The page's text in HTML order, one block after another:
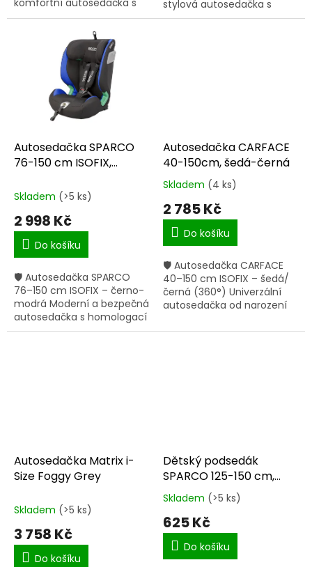
homologací ECE R129/03,
určená pro děti od 76 do
150 cm. Rozsah 76–150 cm
stylová autosedačka s
homologací ECE R129/03,
Autosedačka SPARCO
76-150 cm ISOFIX,
Skladem (>5 ks)
2 998 Kč
Do košíku
🛡 Autosedačka SPARCO
76–150 cm ISOFIX – černo-
modrá Moderní a bezpečná
autosedačka s homologací
ECE R129/03, určená pro
Autosedačka CARFACE
40-150cm, šedá-černá
Průměrné
produktu
5,0
5
hvězdiček.
Skladem (4 ks)
2 785 Kč
Do košíku
🛡 Autosedačka CARFACE
40–150 cm ISOFIX – šedá/
černá (360°) Univerzální
autosedačka od narození
otočení o 360° se dítě do
Autosedačka Matrix i-
Size Foggy Grey
Skladem (>5 ks)
3 758 Kč
Do košíku
Dětský podsedák
SPARCO 125-150 cm,
modro-šedý
Průměrné
hodnocení
produktu
5,0
Skladem (>5 ks)
625 Kč
Do košíku